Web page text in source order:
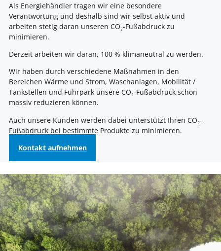
Als Energiehändler tragen wir eine besondere
Verantwortung und deshalb sind wir selbst aktiv und
arbeiten stetig daran unseren CO₂-Fußabdruck zu
minimieren.
Derzeit arbeiten wir daran, 100 % klimaneutral zu werden.
Wir haben durch verschiedene Maßnahmen in den
Bereichen Wärme und Strom, Waschanlagen, Mobilität /
Tankstellen und Fuhrpark unsere CO₂-Fußabdruck schon
massiv reduzieren können.
Auch unsere Kunden werden dabei unterstützt Ihren CO₂-
Fußabdruck bei bestimmte Produkte zu minimieren.
Kontakt aufnehmen